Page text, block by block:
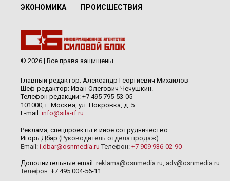
ЭКОНОМИКА ПРОИСШЕСТВИЯ
© 2026 | Все права защищены
Главный редактор: Александр Георгиевич Михайлов
Шеф-редактор: Иван Олегович Чечушкин.
Телефон редакции: +7 495 795-53-05
101000, г. Москва, ул. Покровка, д. 5
E-mail: info@sila-rf.ru
Реклама, спецпроекты и иное сотрудничество:
Игорь Дбар (Руководитель отдела продаж)
Email: i.dbar@osnmedia.ru Телефон: +7 909 936-02-90
Дополнительные email: reklama@osnmedia.ru, adv@osnmedia.ru
Телефон: +7 495 004-56-11